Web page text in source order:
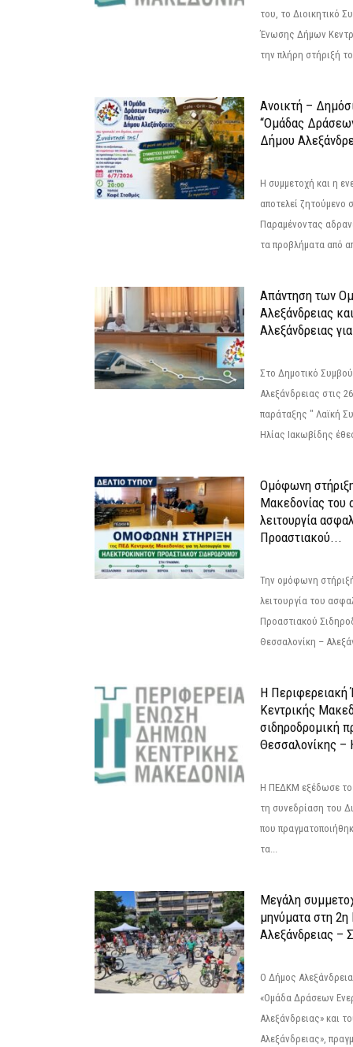
του, το Διοικητικό
Ένωσης Δήμων
την πλήρη στήριξή
Ανοικτή –
“Ομάδας
Δήμου
Η συμμετοχή και η
αποτελεί ζητούμενο
Παραμένοντας
τα προβλήματα από
Απάντηση των
Αλεξάνδρειας
Αλεξάνδρειας
Στο Δημοτικό
Αλεξάνδρειας στις
παράταξης " Λαϊκή
Ηλίας Ιακωβίδης
Ομόφωνη
Μακεδονίας του
λειτουργία
Προαστιακού...
Την ομόφωνη
λειτουργία του
Προαστιακού
Θεσσαλονίκη –
Η
Κεντρικής
σιδηροδρομική
Θεσσαλονίκης –
Η ΠΕΔΚΜ εξέδωσε το
τη συνεδρίαση του
που
τα...
Μεγάλη
μηνύματα στη
Αλεξάνδρειας –
Ο Δήμος
«Ομάδα Δράσεων
Αλεξάνδρειας» και
Αλεξάνδρειας»,